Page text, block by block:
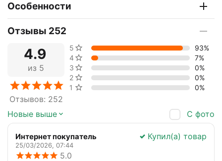
Особенности
Отзывы 252
4.9
из 5
Отзывов: 252
5 звёзд
93%
4 звезды
7%
3 звезды
0%
2 звезды
0%
1 звезда
0%
Новые выше С фото
Интернет покупатель Купил(а) товар
25/03/2026, 07:44
5.0